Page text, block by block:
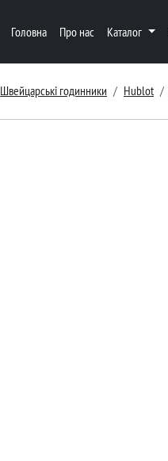
Головна Про нас Каталог
Швейцарські годинники Hublot